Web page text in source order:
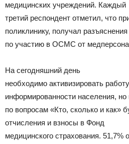
медицинских учреждений. Каждый
третий респондент отметил, что
поликлинику, получал разъяснения
по участию в ОСМС от
На сегодняшний день
необходимо активизировать
информированности населения, но
по вопросам «Кто, сколько и как»
отчисления и взносы в Фонд
медицинского страхования.